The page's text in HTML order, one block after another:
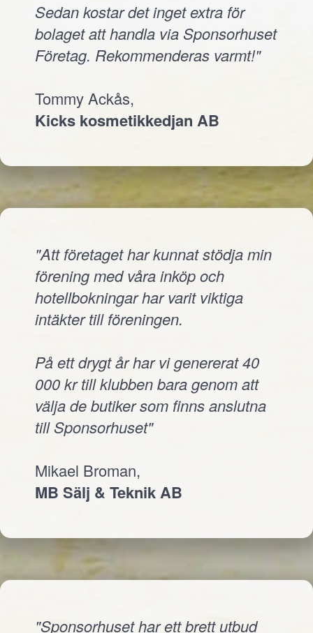
Sedan kostar det inget extra för
bolaget att handla via Sponsorhuset
Företag. Rekommenderas varmt!"
Tommy Ackås,
Kicks kosmetikkedjan AB
"Att företaget har kunnat stödja min
förening med våra inköp och
hotellbokningar har varit viktiga
intäkter till föreningen.
På ett drygt år har vi genererat 40
000 kr till klubben bara genom att
välja de butiker som finns anslutna
till Sponsorhuset"
Mikael Broman,
MB Sälj & Teknik AB
"Sponsorhuset har ett brett utbud